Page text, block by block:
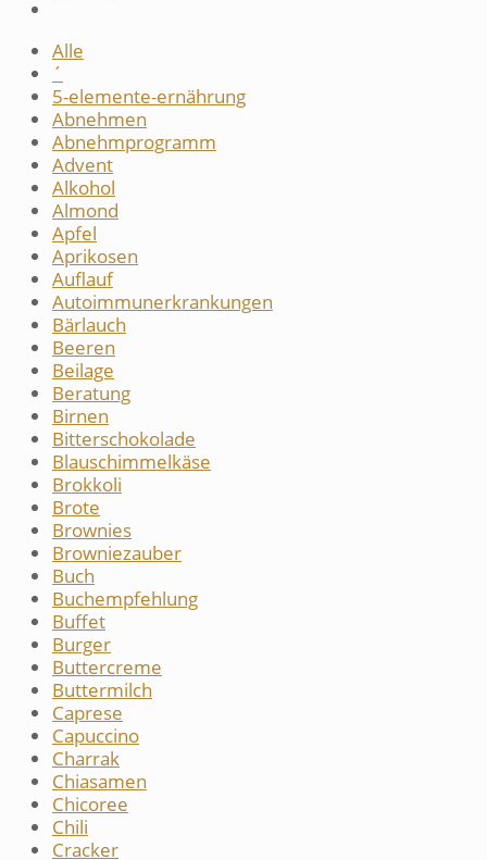
Alle
´
5-elemente-ernährung
Abnehmen
Abnehmprogramm
Advent
Alkohol
Almond
Apfel
Aprikosen
Auflauf
Autoimmunerkrankungen
Bärlauch
Beeren
Beilage
Beratung
Birnen
Bitterschokolade
Blauschimmelkäse
Brokkoli
Brote
Brownies
Browniezauber
Buch
Buchempfehlung
Buffet
Burger
Buttercreme
Buttermilch
Caprese
Capuccino
Charrak
Chiasamen
Chicoree
Chili
Cracker